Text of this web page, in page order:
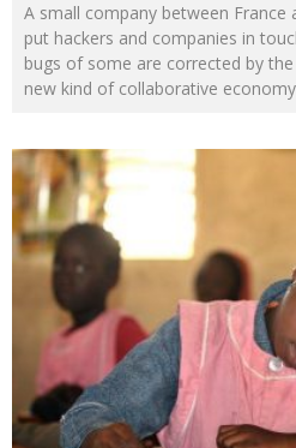
A small company between
put hackers and companies in
bugs of some are corrected by
new kind of collaborative